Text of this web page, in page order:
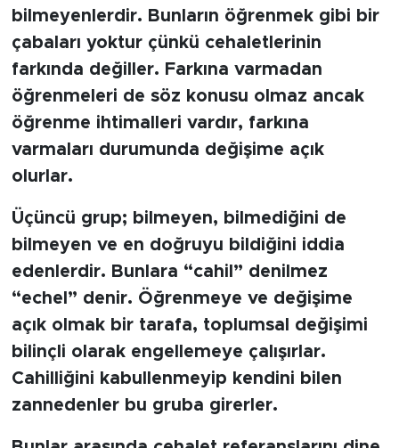
bilmeyenlerdir. Bunların öğrenmek gibi bir
çabaları yoktur çünkü cehaletlerinin
farkında değiller. Farkına varmadan
öğrenmeleri de söz konusu olmaz ancak
öğrenme ihtimalleri vardır, farkına
varmaları durumunda değişime açık
olurlar.
Üçüncü grup; bilmeyen, bilmediğini de
bilmeyen ve en doğruyu bildiğini iddia
edenlerdir. Bunlara “cahil” denilmez
“echel” denir. Öğrenmeye ve değişime
açık olmak bir tarafa, toplumsal değişimi
bilinçli olarak engellemeye çalışırlar.
Cahilliğini kabullenmeyip kendini bilen
zannedenler bu gruba girerler.
TARİHTEN GÜNÜMÜZE
TARİH
KADIN
SAĞLIK
MEDYA KÖŞESİ
VİDEOLAR
ALINTI YAZARLAR
SOSYAL MEDYA